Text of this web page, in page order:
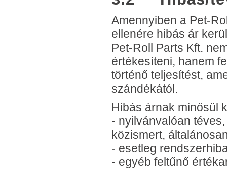
Amennyiben a Pet-
ellenére hibás ár
Pet-Roll Parts Kft.
értékesíteni, hanem
történő teljesítést,
szándékától.
Hibás árnak minősül
- nyilvánvalóan
közismert,
- esetleg
- egyéb feltűnő